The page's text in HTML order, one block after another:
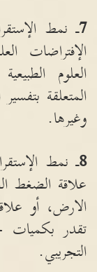
7ـ نمط
الإفتراضات
العلوم
المتعلقة
وغيرها.
8ـ نمط
علاقة الضغط
الارض، أو
تقدر بكميات
التجريبي.